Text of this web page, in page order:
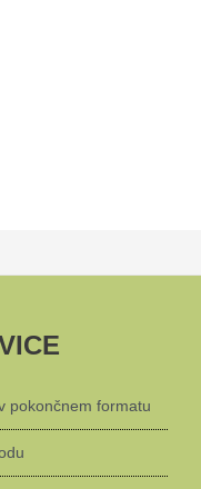
pokončnem formatu